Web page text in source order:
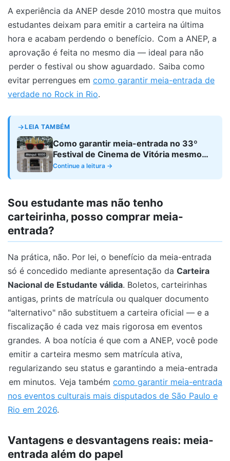
A experiência da ANEP desde 2010 mostra que muitos
estudantes deixam para emitir a carteira na última
hora e acabam perdendo o benefício. Com a ANEP, a
aprovação é feita no mesmo dia — ideal para não
perder o festival ou show aguardado. Saiba como
evitar perrengues em como garantir meia-entrada de
verdade no Rock in Rio.
LEIA TAMBÉM
Como garantir meia-entrada no 33º
Festival de Cinema de Vitória mesmo
sem matrícula
Continue a leitura →
Sou estudante mas não tenho
carteirinha, posso comprar meia-
entrada?
Na prática, não. Por lei, o benefício da meia-entrada
só é concedido mediante apresentação da Carteira
Nacional de Estudante válida. Boletos, carteirinhas
antigas, prints de matrícula ou qualquer documento
"alternativo" não substituem a carteira oficial — e a
fiscalização é cada vez mais rigorosa em eventos
grandes. A boa notícia é que com a ANEP, você pode
emitir a carteira mesmo sem matrícula ativa,
regularizando seu status e garantindo a meia-entrada
em minutos. Veja também como garantir meia-entrada
nos eventos culturais mais disputados de São Paulo e
Rio em 2026.
Vantagens e desvantagens reais: meia-
entrada além do papel